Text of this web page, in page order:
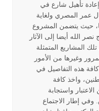
تأهيل شارع في
عمر المصري ولغاية
بطول 1100 تقريبا، حيث يتضمن المشروع
الله أيضا إلى الآثار
تلك المشاريع المتمثلة
وغيرها من الأمور
هذه التفاصيل في
واخذ كافة
واستجابة
وفي إطار الاجتماع